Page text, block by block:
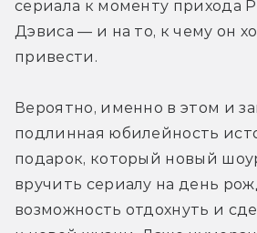
сериала к моменту прихода
Дэвиса — и на то, к чему он
привести.
Вероятно, именно в этом и
подлинная юбилейность
подарок, который новый
вручить сериалу на день
возможность отдохнуть и